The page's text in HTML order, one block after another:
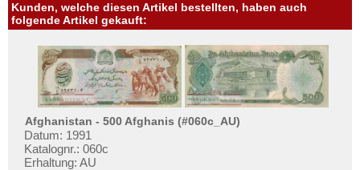
Kunden, welche diesen Artikel bestellten, haben auch
folgende Artikel gekauft:
Afghanistan - 500 Afghanis (#060c_AU)
Datum: 1991
Katalognr.: 060c
Erhaltung: AU